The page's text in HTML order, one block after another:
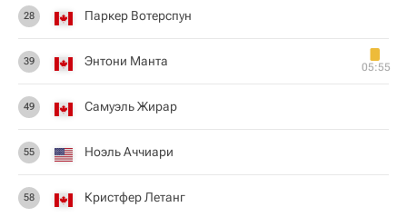
28 Паркер Вотерспун
39 Энтони Манта 05:55
49 Самуэль Жирар
55 Ноэль Аччиари
58 Кристфер Летанг